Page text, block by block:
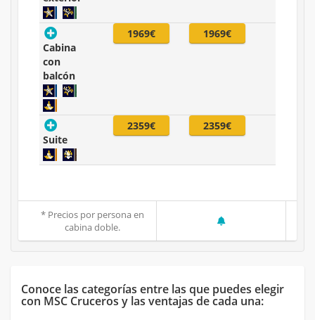
Cabina
con
balcón
1969€ 1969€
Suite
2359€ 2359€
* Precios por persona en
cabina doble.
Conoce las categorías entre las que puedes elegir
con MSC Cruceros y las ventajas de cada una: